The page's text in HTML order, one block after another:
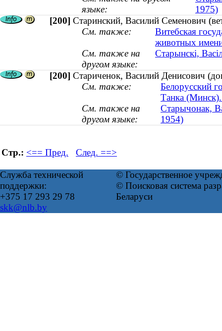
языке:
1975)
[200] Старинский, Василий Семенович
См. также:
Витебская
животных
См. также на
другом языке:
Старынскі,
[200] Стариченок, Василий Денисович
См. также:
Белорусский
Танка (Минск).
См. также на
другом языке:
Старычонак,
1954)
Стр.: <== Пред. След. ==>
Служба технической
поддержки:
+375 17 293 29 78
skk@nlb.by
© Государственное
© Поисковая система
Беларуси